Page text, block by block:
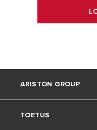
ARISTON GROUP
Kaubamärk Ariston
TOETUS